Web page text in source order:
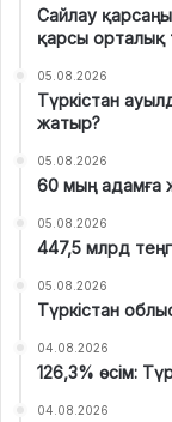
Сайлау
қарсы орталық
05.08.2026
Түркістан
жатыр?
05.08.2026
60 мың адамға
05.08.2026
447,5 млрд
05.08.2026
Түркістан
04.08.2026
126,3% өсім:
04.08.2026